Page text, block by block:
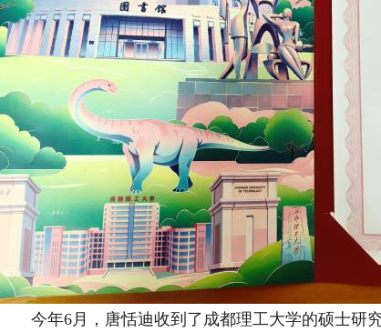
今年6月，唐恬迪收到了成都理工大学的硕士研